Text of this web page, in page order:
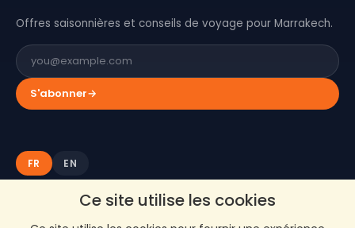
Ce site utilise les cookies
Offres saisonnières et conseils de voyage pour Marrakech.
S'abonner→
FR EN